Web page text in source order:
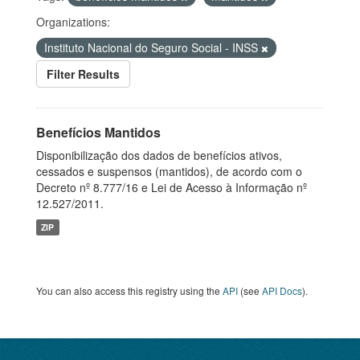
Organizations:
Instituto Nacional do Seguro Social - INSS
Filter Results
Benefícios Mantidos
Disponibilização dos dados de benefícios ativos,
cessados e suspensos (mantidos), de acordo com o
Decreto nº 8.777/16 e Lei de Acesso à Informação nº
12.527/2011.
ZIP
You can also access this registry using the API (see API Docs).